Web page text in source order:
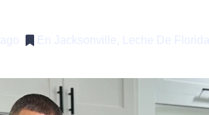
En Jacksonville, Leche De Florida